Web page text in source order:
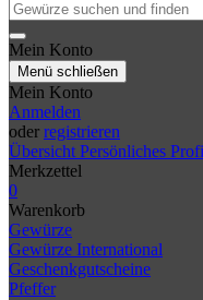
Mein Konto
Menü schließen
Mein Konto
Anmelden
oder registrieren
Übersicht Persönliches
Merkzettel
0
Warenkorb
Gewürze
Gewürze International
Geschenkgutscheine
Pfeffer